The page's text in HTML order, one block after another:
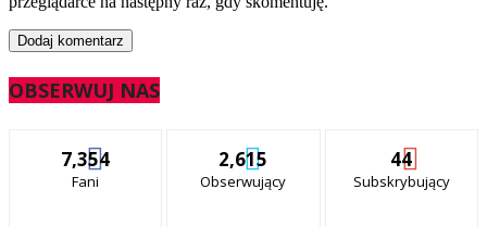
OBSERWUJ NAS
7,354
Fani
2,615
Obserwujący
44
Subskrybujący